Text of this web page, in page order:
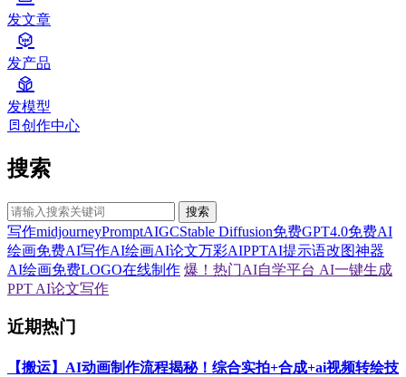
发文章
发产品
发模型
创作中心
搜索
搜索
写作midjourneyPromptAIGCStable Diffusion免费GPT4.0免费AI
绘画免费AI写作AI绘画AI论文万彩AIPPTAI提示语改图神器
AI绘画免费LOGO在线制作 爆！热门AI自学平台 AI一键生成
PPT AI论文写作
近期热门
【搬运】AI动画制作流程揭秘！综合实拍+合成+ai视频转绘技